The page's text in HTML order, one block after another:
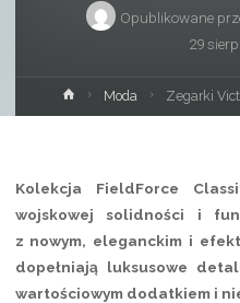
Opublikowane
29
Strona
główna
Moda Zegarki
Kolekcja FieldForce
wojskowej solidności i
z nowym, eleganckim i
dopełniają luksusowe
wartościowym dodatkiem i